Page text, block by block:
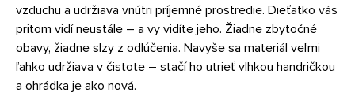
vzduchu a udržiava vnútri príjemné prostredie. Dieťatko vás
pritom vidí neustále – a vy vidíte jeho. Žiadne zbytočné
obavy, žiadne slzy z odlúčenia. Navyše sa materiál veľmi
ľahko udržiava v čistote – stačí ho utrieť vlhkou handričkou
a ohrádka je ako nová.